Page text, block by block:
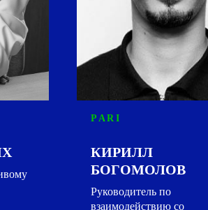
PARI
КИРИЛЛ
БОГОМОЛОВ
Руководитель по
взаимодействию со